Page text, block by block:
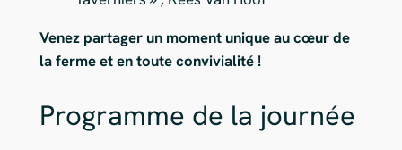
Venez partager un moment unique au cœur de
la ferme et en toute convivialité !
Programme de la journée